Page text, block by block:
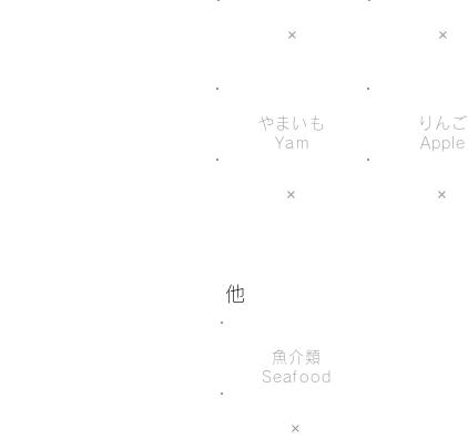
× ×
Yam
やまいも
×
Apple
りんご
×
他
Seafood
魚介類
×